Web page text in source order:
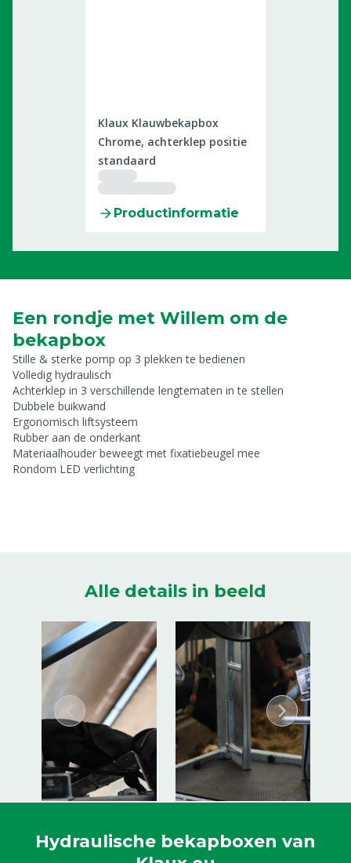
Klaux Klauwbekapbox
Chrome, achterklep positie
standaard
Productinformatie
Een rondje met Willem om de
bekapbox
Stille & sterke pomp op 3 plekken te bedienen
Volledig hydraulisch
Achterklep in 3 verschillende lengtematen in te stellen
Dubbele buikwand
Ergonomisch liftsysteem
Rubber aan de onderkant
Materiaalhouder beweegt met fixatiebeugel mee
Rondom LED verlichting
Alle details in beeld
Hydraulische bekapboxen van